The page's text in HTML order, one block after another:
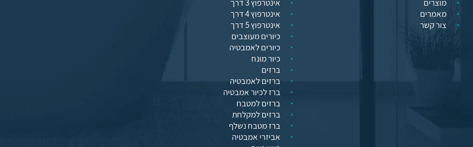
מוצרים
מאמרים
צור קשר
אינטרפוץ 3 דרך
אינטרפוץ 4 דרך
אינטרפוץ 5 דרך
כיורים מעוצבים
כיורים לאמבטיה
כיור מונח
ברזים
ברזים לאמבטיה
ברז לכיור אמבטיה
ברזים למטבח
ברזים למקלחת
ברז מטבח נשלף
אביזרי אמבטיה